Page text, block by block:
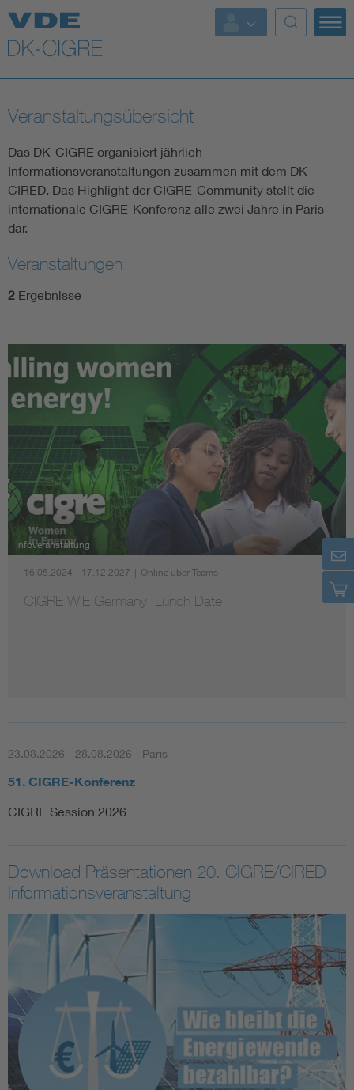
Top Themen
Fokusthemen
Energy
AI & Digital Trust
Health
Mobility
Standards
Veranstaltungsübersicht
Das DK-CIGRE organisiert jährlich
Informationsveranstaltungen zusammen mit dem DK-
CIRED. Das Highlight der CIGRE-Community stellt die
internationale CIGRE-Konferenz alle zwei Jahre in Paris
dar.
Veranstaltungen
2 Ergebnisse
Infoveranstaltung
16.05.2024 - 17.12.2027 | Online über Teams
CIGRE WiE Germany: Lunch Date
23.08.2026 - 28.08.2026 | Paris
51. CIGRE-Konferenz
CIGRE Session 2026
Download Präsentationen 20. CIGRE/CIRED
Informationsveranstaltung